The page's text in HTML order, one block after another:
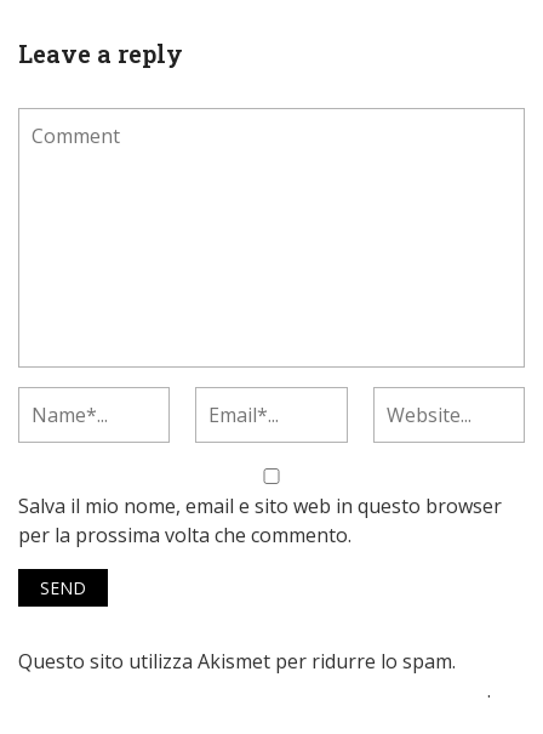
Leave a reply
Salva il mio nome, email e sito web in questo browser
per la prossima volta che commento.
Questo sito utilizza Akismet per ridurre lo spam.
.